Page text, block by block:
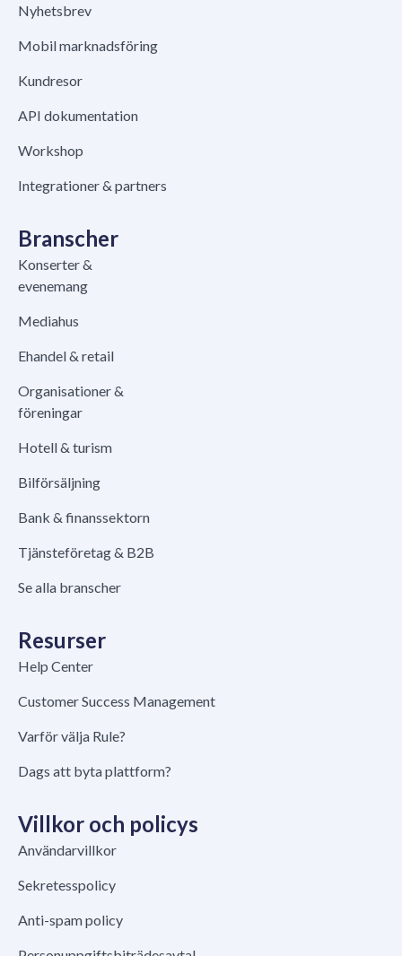
Nyhetsbrev
Mobil marknadsföring
Kundresor
API dokumentation
Workshop
Integrationer & partners
Branscher
Konserter &
evenemang
Mediahus
Ehandel & retail
Organisationer &
föreningar
Hotell & turism
Bilförsäljning
Bank & finanssektorn
Tjänsteföretag & B2B
Se alla branscher
Resurser
Help Center
Customer Success Management
Varför välja Rule?
Dags att byta plattform?
Villkor och policys
Användarvillkor
Sekretesspolicy
Anti-spam policy